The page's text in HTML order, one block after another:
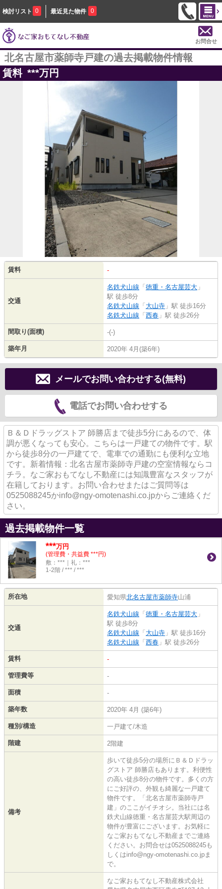
検討リスト 0 最近見た物件 0
お問合せ
北名古屋市薬師寺戸建の過去掲載物件情報
賃料 ***万円
賃料 -
交通
名鉄犬山線 「 徳重・名古屋芸大 」
駅 徒歩8分
名鉄犬山線 「 大山寺 」駅 徒歩16分
名鉄犬山線 「 西春 」駅 徒歩26分
間取り(面積) -(-)
築年月 2020年 4月(築6年)
メールでお問い合わせする(無料)
電話でお問い合わせする
Ｂ＆Ｄドラッグストア 師勝店まで徒歩5分にあるので、体
調が悪くなっても安心。こちらは一戸建ての物件です。駅
から徒歩8分の一戸建てで、電車での通勤にも便利な立地
です。新着情報：北名古屋市薬師寺戸建の空室情報ならコ
チラ。なご家おもてなし不動産には知識豊富なスタッフが
在籍しております。お問い合わせまたはご質問等は
0525088245かinfo@ngy-omotenashi.co.jpからご連絡くだ
さい。
過去掲載物件一覧
***万円
(管理費・共益費 ***円)
敷：***｜礼：***
1-2階 / *** / ***
所在地 愛知県北名古屋市薬師寺山浦
交通
名鉄犬山線 「 徳重・名古屋芸大 」
駅 徒歩8分
名鉄犬山線 「 大山寺 」駅 徒歩16分
名鉄犬山線 「 西春 」駅 徒歩26分
賃料 -
管理費等 -
面積 -
築年数 2020年 4月 (築6年)
種別/構造 一戸建て/木造
階建 2階建
備考
歩いて徒歩5分の場所にＢ＆Ｄドラッ
グストア 師勝店もあります。利便性
の高い徒歩8分の物件です。多くの方
にご好評の、外観も綺麗な一戸建て
物件です。「北名古屋市薬師寺戸
建」のここがイチオシ。当社には名
鉄犬山線徳重・名古屋芸大駅周辺の
物件が豊富にございます。お気軽に
なご家おもてなし不動産までご連絡
ください。お問合せは0525088245も
しくはinfo@ngy-omotenashi.co.jpま
で。
なご家おもてなし不動産株式会社